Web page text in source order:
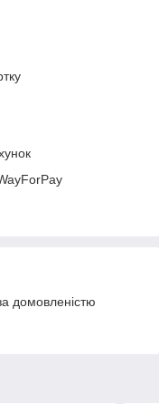
домовленістю